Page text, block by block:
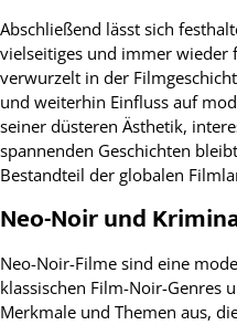
Abschließend lässt sich
vielseitiges und immer wieder
verwurzelt in der
und weiterhin Einfluss auf
seiner düsteren Ästhetik,
spannenden Geschichten
Bestandteil der globalen
Neo-Noir und
Neo-Noir-Filme sind eine
klassischen Film-Noir-Genres
Merkmale und Themen aus,